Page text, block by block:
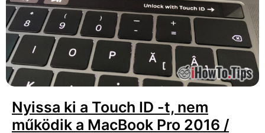
Nyissa ki a Touch ID -t, nem
működik a MacBook Pro 2016 /